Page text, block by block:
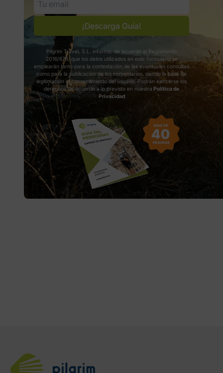
¡Descarga Guía!
Pilgrim Travel, S.L. informa, de acuerdo al Reglamento
2016/679, que los datos utilizados en este formulario se
emplearán tanto para la contestación de las eventuales consultas
como para la publicación de los comentarios, siendo la base de
legitimación el consentimiento del usuario. Podrán ejercerse los
derechos de acuerdo a lo previsto en nuestra Política de
Privacidad